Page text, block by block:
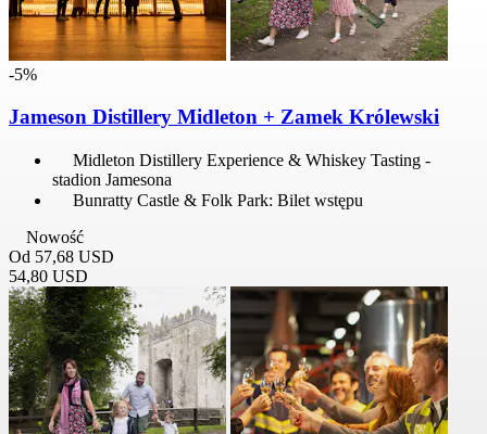
-5%
Jameson Distillery Midleton + Zamek Królewski
Midleton Distillery Experience & Whiskey Tasting -
stadion Jamesona
Bunratty Castle & Folk Park: Bilet wstępu
Nowość
Od 57,68 USD
54,80 USD